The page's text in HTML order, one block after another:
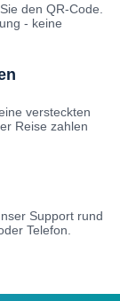
den QR-Code.
- keine
versteckten
Reise zahlen
Support rund
Telefon.